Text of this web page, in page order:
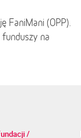
FaniMani (OPP).
na
/